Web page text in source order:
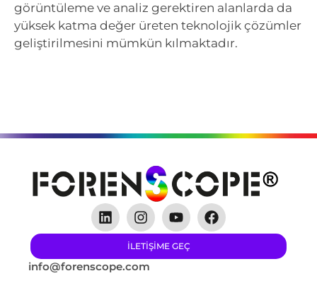
görüntüleme ve analiz gerektiren alanlarda da
yüksek katma değer üreten teknolojik çözümler
geliştirilmesini mümkün kılmaktadır.
ILETIŞIME GEÇ
info@forenscope.com